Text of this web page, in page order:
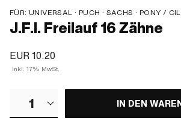
FÜR: UNIVERSAL · PUCH · SACHS · PONY / CILO (BETA 521
J.F.I. Freilauf 16 Zähne
EUR 10.20
Inkl. 17% MwSt.
1 IN DEN